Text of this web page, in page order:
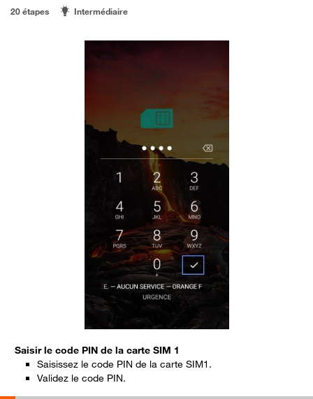
20 étapes Intermédiaire
Saisir le code PIN de la carte SIM 1
Saisissez le code PIN de la carte SIM1.
Validez le code PIN.